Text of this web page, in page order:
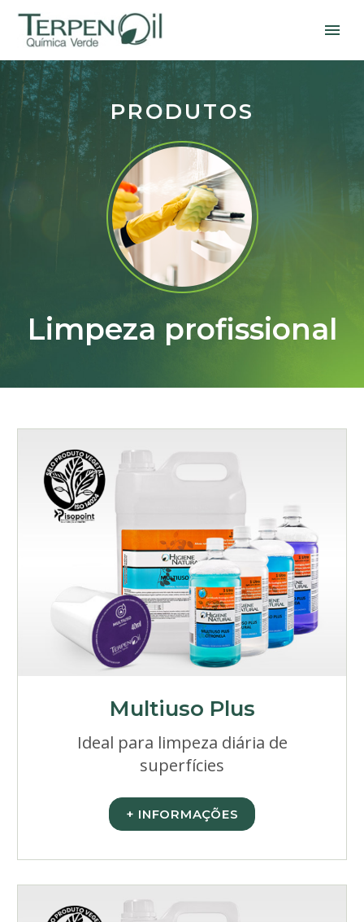
PRODUTOS
Limpeza profissional
Multiuso Plus
Ideal para limpeza diária de
superfícies
+ INFORMAÇÕES